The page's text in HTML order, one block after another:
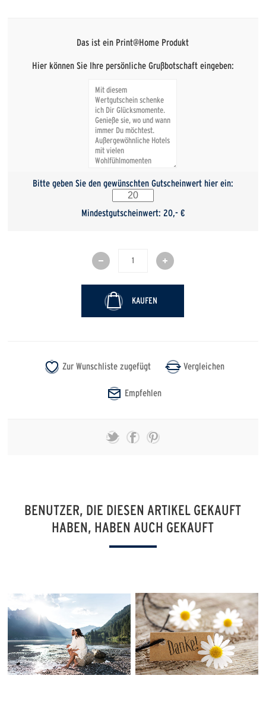
Das ist ein Print@Home Produkt
Hier können Sie Ihre persönliche Grußbotschaft eingeben:
Bitte geben Sie den gewünschten Gutscheinwert hier ein:
Mindestgutscheinwert: 20,- €
KAUFEN
BENUTZER, DIE DIESEN ARTIKEL GEKAUFT
HABEN, HABEN AUCH GEKAUFT